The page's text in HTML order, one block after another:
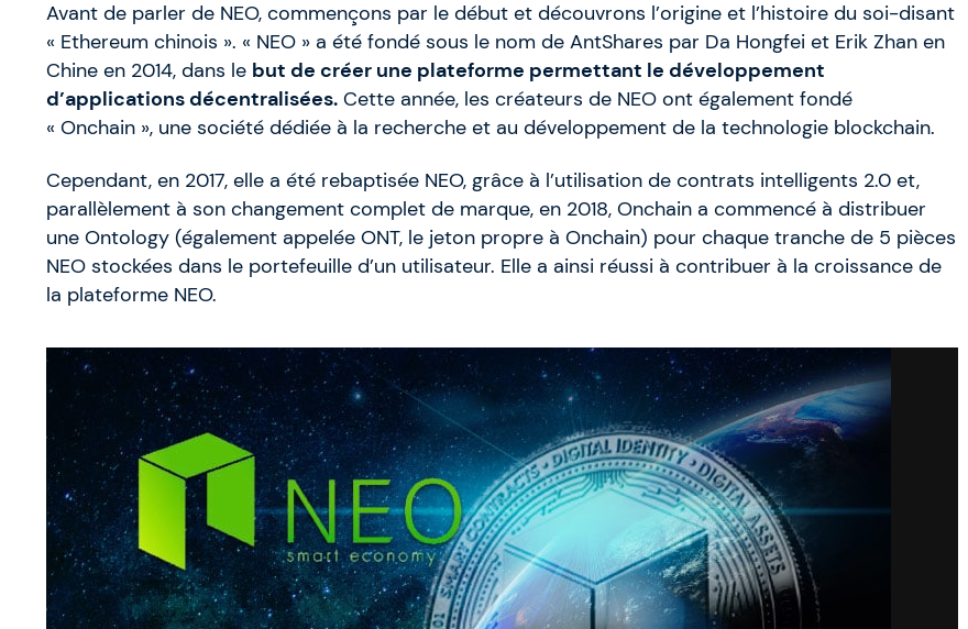
Avant de parler de NEO, commençons par le début et découvrons l’origine et l’histoire du soi-disant
« Ethereum chinois ». « NEO » a été fondé sous le nom de AntShares par Da Hongfei et Erik Zhan en
Chine en 2014, dans le but de créer une plateforme permettant le développement
d’applications décentralisées. Cette année, les créateurs de NEO ont également fondé
« Onchain », une société dédiée à la recherche et au développement de la technologie blockchain.
Cependant, en 2017, elle a été rebaptisée NEO, grâce à l’utilisation de contrats intelligents 2.0 et,
parallèlement à son changement complet de marque, en 2018, Onchain a commencé à distribuer
une Ontology (également appelée ONT, le jeton propre à Onchain) pour chaque tranche de 5 pièces
NEO stockées dans le portefeuille d’un utilisateur. Elle a ainsi réussi à contribuer à la croissance de
la plateforme NEO.